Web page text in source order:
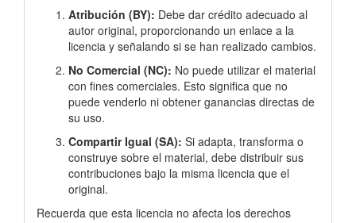
Atribución (BY): Debe dar crédito adecuado al
autor original, proporcionando un enlace a la
licencia y señalando si se han realizado cambios.
No Comercial (NC): No puede utilizar el material
con fines comerciales. Esto significa que no
puede venderlo ni obtener ganancias directas de
su uso.
Compartir Igual (SA): Si adapta, transforma o
construye sobre el material, debe distribuir sus
contribuciones bajo la misma licencia que el
original.
Recuerda que esta licencia no afecta los derechos